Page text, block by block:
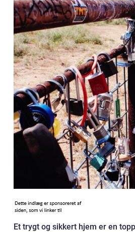
Et trygt og sikkert hjem er en